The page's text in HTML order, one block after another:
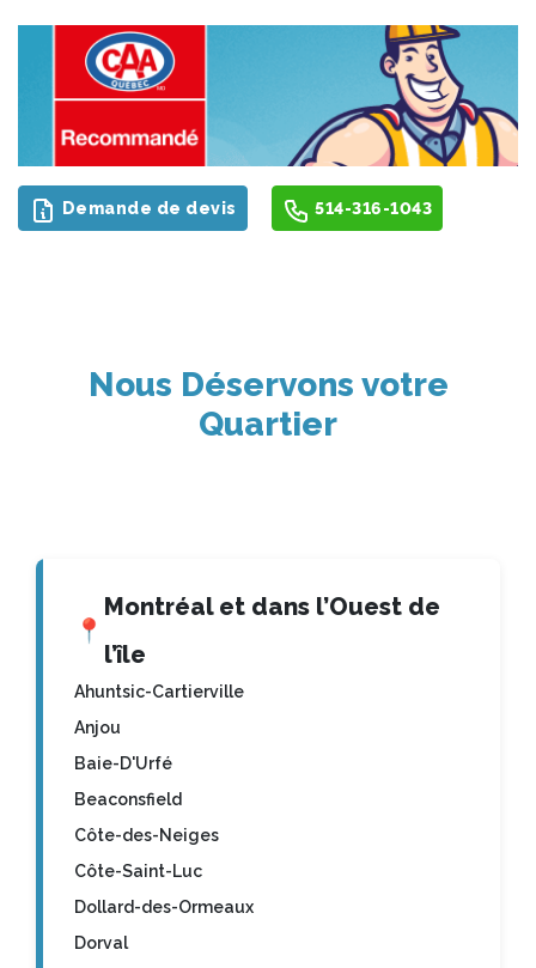
Demande de devis 514-316-1043
Nous Déservons votre
Quartier
📍
Montréal et dans l’Ouest de
l’île
Ahuntsic-Cartierville
Anjou
Baie-D'Urfé
Beaconsfield
Côte-des-Neiges
Côte-Saint-Luc
Dollard-des-Ormeaux
Dorval